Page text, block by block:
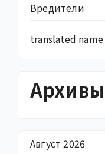
Вредители
translated name
Архивы
Август 2026